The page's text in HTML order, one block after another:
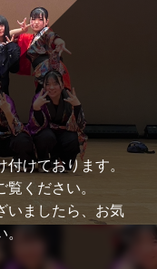
けております。
ください。
いましたら、お気